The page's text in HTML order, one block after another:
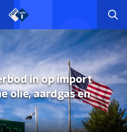
in op import
olie, aardgas en